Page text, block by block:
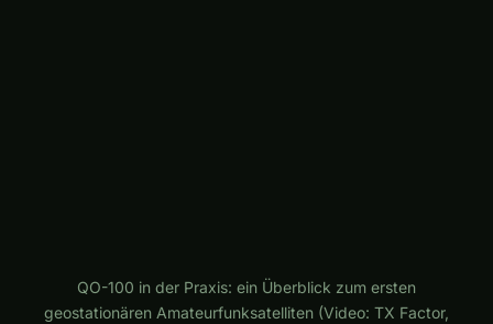
Play
QO-100 in der Praxis: ein Überblick zum ersten
geostationären Amateurfunksatelliten (Video: TX Factor,